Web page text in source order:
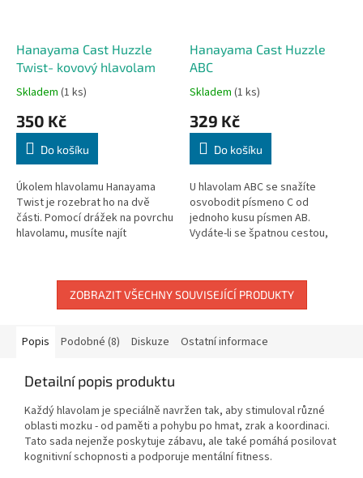
Hanayama Cast Huzzle
Twist- kovový hlavolam
Skladem (1 ks)
350 Kč
Do košíku
Úkolem hlavolamu Hanayama
Twist je rozebrat ho na dvě
části. Pomocí drážek na povrchu
hlavolamu, musíte najít
tvar. Obtížnost:...
Hanayama Cast Huzzle
ABC
Skladem (1 ks)
329 Kč
Do košíku
U hlavolam ABC se snažíte
osvobodit písmeno C od
jednoho kusu písmen AB.
Vydáte-li se špatnou cestou,
lehké,...
ZOBRAZIT VŠECHNY SOUVISEJÍCÍ PRODUKTY
Popis Podobné (8) Diskuze Ostatní informace
Detailní popis produktu
Každý hlavolam je speciálně navržen tak, aby stimuloval různé
oblasti mozku - od paměti a pohybu po hmat, zrak a koordinaci.
Tato sada nejenže poskytuje zábavu, ale také pomáhá posilovat
kognitivní schopnosti a podporuje mentální fitness.